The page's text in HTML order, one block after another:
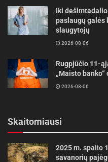
Iki
paslaugų galės
slaugytojų
2026-08-06
Rugpjūčio 11-
„Maisto
2026-08-06
Skaitomiausi
2025 m. spalio
savanorių